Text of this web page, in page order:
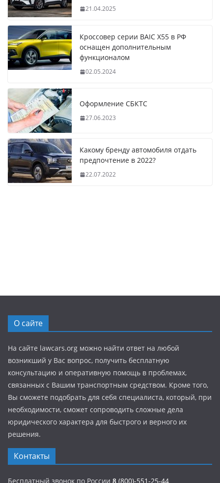
21.04.2025
Кроссовер серии BAIC X55 в РФ
оснащен дополнительным
функционалом
02.05.2024
Оформление СБКТС
27.06.2023
Какому бренду автомобиля отдать
предпочтение в 2022?
22.07.2022
О сайте
На сайте lawcars.org можно найти ответ на любой
возникший у Вас вопрос, получить бесплатную
консультацию и оперативную помощь в проблемах,
связанных с Вашим транспортным средством. Кроме того,
Вы сможете подобрать для себя специалиста, который, при
необходимости, сможет сопроводить сложные дела
юридического характера для быстрого и верного их
решения.
Контакты
Бесплатный звонок по России 8 (800)-551-25-44